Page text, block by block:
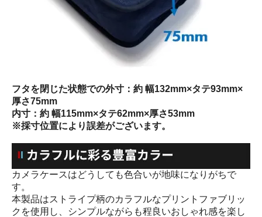
フタを閉じた状態での外寸：約 幅132mm×タテ93mm×
厚さ75mm
内寸：約 幅115mm×タテ62mm×厚さ53mm
※採寸位置により誤差がございます。
カメラケースはどうしても色合いが地味になりがちで
す。
本製品はストライプ柄のカラフルなプリントファブリッ
クを使用し、シンプルながらも程良いおしゃれ感を楽し